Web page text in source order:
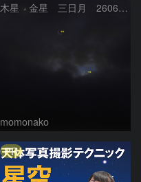
木星 金星 三日月 260618
momonako
PR